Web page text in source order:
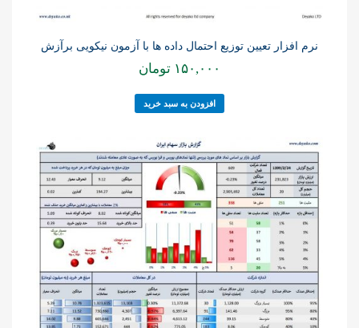
نرم افزار تعیین توزیع احتمال داده ها با آزمون نیکویی برآزش
۱۵۰,۰۰۰ تومان
افزودن به سبد خرید